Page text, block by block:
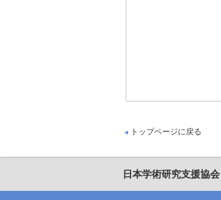
トップページに戻る
日本学術研究支援協会